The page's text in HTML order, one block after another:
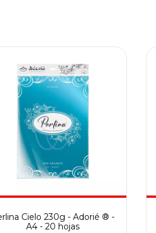
Cielo 230g - Adorié ® -
A4 - 20 hojas